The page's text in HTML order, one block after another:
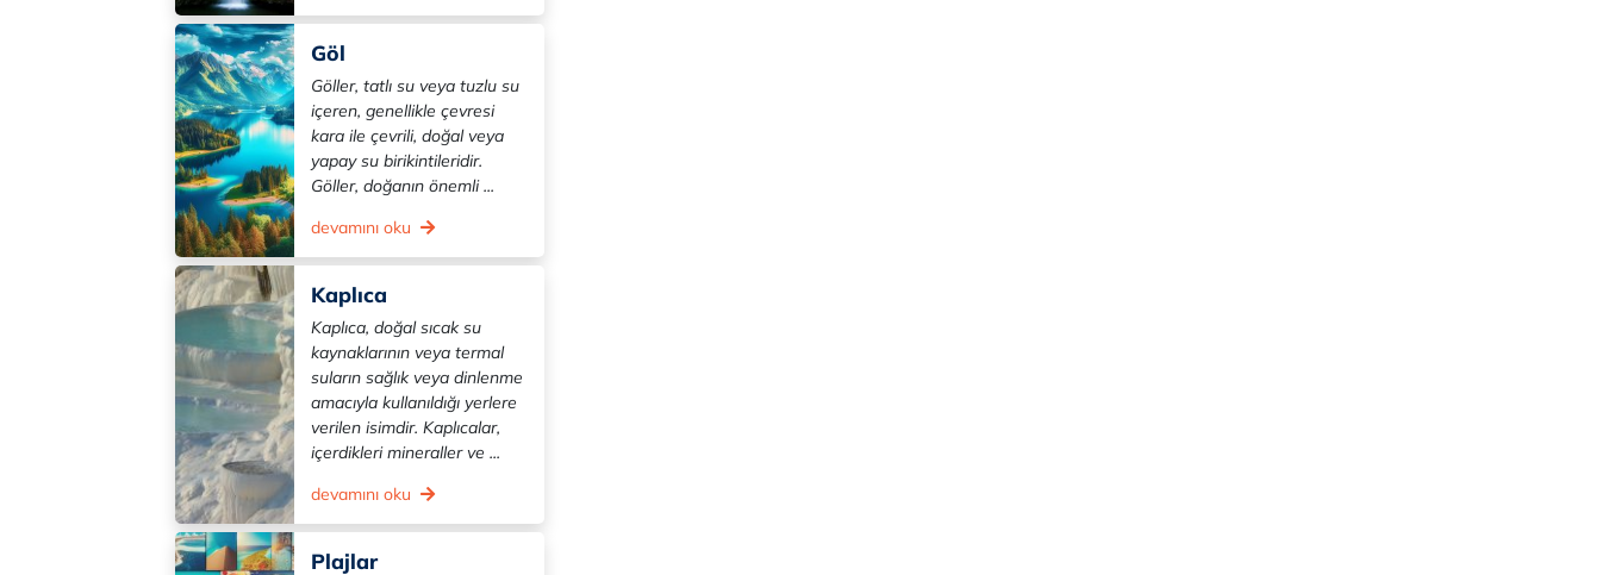
Göl
Göller, tatlı su veya tuzlu su
içeren, genellikle çevresi
kara ile çevrili, doğal veya
yapay su birikintileridir.
Göller, doğanın önemli ...
devamını oku
Kaplıca
Kaplıca, doğal sıcak su
kaynaklarının veya termal
suların sağlık veya dinlenme
amacıyla kullanıldığı yerlere
verilen isimdir. Kaplıcalar,
içerdikleri mineraller ve ...
devamını oku
Plajlar